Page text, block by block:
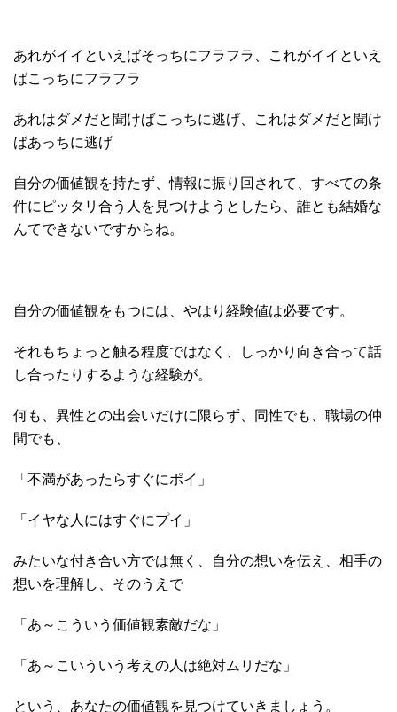
あれがイイといえばそっちにフラフラ、これがイイといえ
ばこっちにフラフラ
あれはダメだと聞けばこっちに逃げ、これはダメだと聞け
ばあっちに逃げ
自分の価値観を持たず、情報に振り回されて、すべての条
件にピッタリ合う人を見つけようとしたら、誰とも結婚な
んてできないですからね。
自分の価値観をもつには、やはり経験値は必要です。
それもちょっと触る程度ではなく、しっかり向き合って話
し合ったりするような経験が。
何も、異性との出会いだけに限らず、同性でも、職場の仲
間でも、
「不満があったらすぐにポイ」
「イヤな人にはすぐにプイ」
みたいな付き合い方では無く、自分の想いを伝え、相手の
想いを理解し、そのうえで
「あ～こういう価値観素敵だな」
「あ～こいういう考えの人は絶対ムリだな」
という、あなたの価値観を見つけていきましょう。